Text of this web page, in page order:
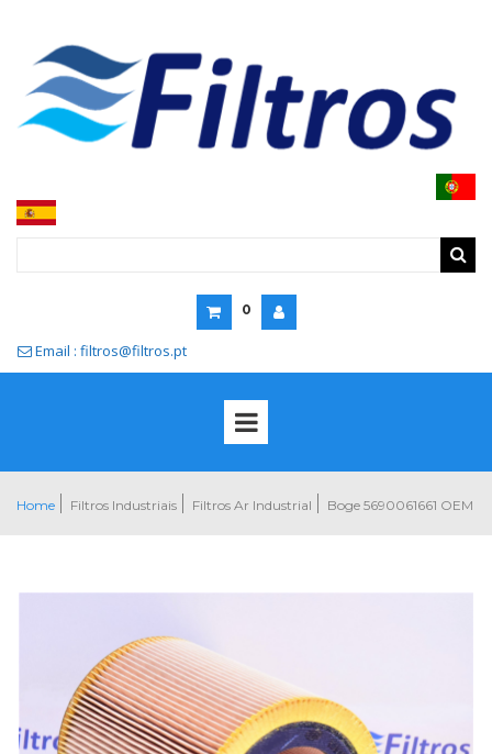
0
 Email : filtros@filtros.pt
Home Filtros Industriais Filtros Ar Industrial Boge 5690061661 OEM